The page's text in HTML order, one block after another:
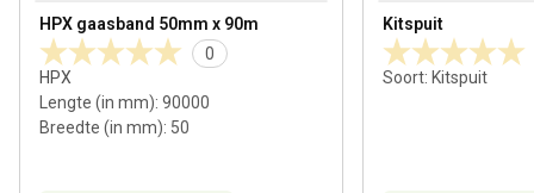
HPX gaasband 50mm x 90m
0
HPX
Lengte (in mm): 90000
Breedte (in mm): 50
View product Kitspuit
Soort: Kitspuit
View product